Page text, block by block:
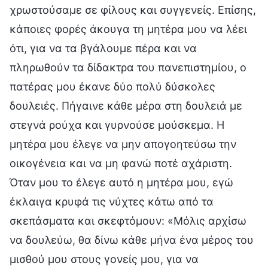
χρωστούσαμε σε φίλους και συγγενείς. Επίσης,
κάποιες φορές άκουγα τη μητέρα μου να λέει
ότι, για να τα βγάλουμε πέρα και να
πληρωθούν τα δίδακτρα του πανεπιστημίου, ο
πατέρας μου έκανε δύο πολύ δύσκολες
δουλειές. Πήγαινε κάθε μέρα στη δουλειά με
στεγνά ρούχα και γυρνούσε μούσκεμα. Η
μητέρα μου έλεγε να μην απογοητεύσω την
οικογένεια και να μη φανώ ποτέ αχάριστη.
Όταν μου το έλεγε αυτό η μητέρα μου, εγώ
έκλαιγα κρυφά τις νύχτες κάτω από τα
σκεπάσματα και σκεφτόμουν: «Μόλις αρχίσω
να δουλεύω, θα δίνω κάθε μήνα ένα μέρος του
μισθού μου στους γονείς μου, για να